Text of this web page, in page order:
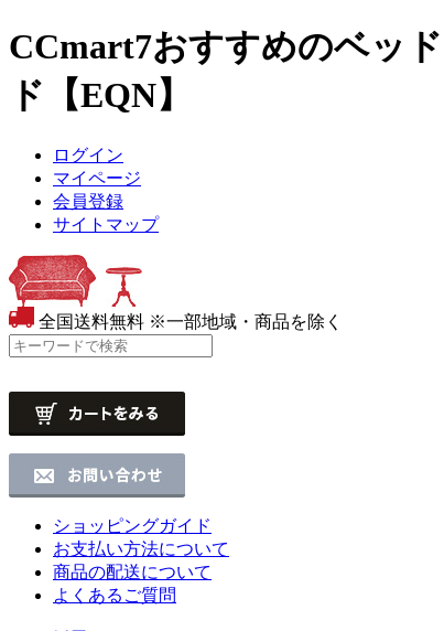
CCmart7おすすめのベッド
ド【EQN】
ログイン
マイページ
会員登録
サイトマップ
全国送料無料 ※一部地域・商品を除く
ショッピングガイド
お支払い方法について
商品の配送について
よくあるご質問